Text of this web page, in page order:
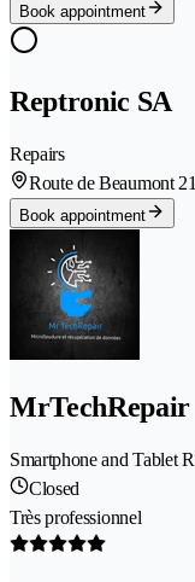
Book appointment
Reptronic SA
Repairs
Route de Beaumont 2
Book appointment
MrTechRepair
Smartphone and Tablet
Closed
Très professionnel